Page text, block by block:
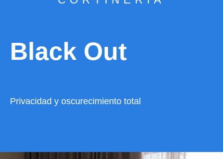
Black Out
Privacidad y oscurecimiento total